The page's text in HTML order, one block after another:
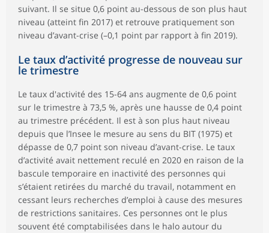
suivant. Il se situe 0,6 point au-dessous de son plus haut
niveau (atteint fin 2017) et retrouve pratiquement son
niveau d’avant-crise (–0,1 point par rapport à fin 2019).
Le taux d’activité progresse de nouveau sur
le trimestre
Le taux d'activité des 15-64 ans augmente de 0,6 point
sur le trimestre à 73,5 %, après une hausse de 0,4 point
au trimestre précédent. Il est à son plus haut niveau
depuis que l’Insee le mesure au sens du BIT (1975) et
dépasse de 0,7 point son niveau d’avant-crise. Le taux
d’activité avait nettement reculé en 2020 en raison de la
bascule temporaire en inactivité des personnes qui
s’étaient retirées du marché du travail, notamment en
cessant leurs recherches d’emploi à cause des mesures
de restrictions sanitaires. Ces personnes ont le plus
souvent été comptabilisées dans le halo autour du